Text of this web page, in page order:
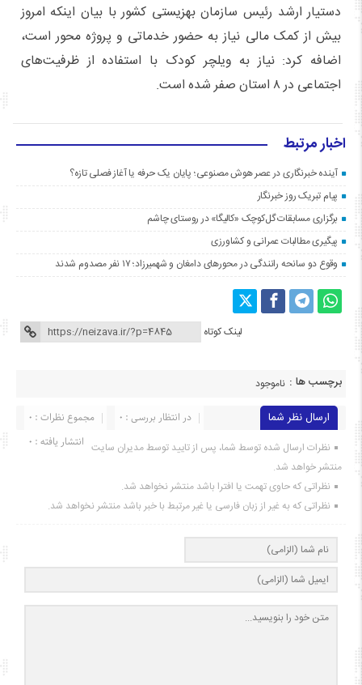
دستیار ارشد رئیس سازمان بهزیستی کشور با بیان اینکه امروز
بیش از کمک مالی نیاز به حضور خدماتی و پروژه محور است،
اضافه کرد: نیاز به ویلچر کودک با استفاده از ظرفیت‌های
اجتماعی در ۸ استان صفر شده است.
اخبار مرتبط
آینده خبرنگاری در عصر هوش مصنوعی؛ پایان یک حرفه یا آغاز فصلی تازه؟
پیام تبریک روز خبرنگار
برگزاری مسابقات گل‌کوچک «کالیگا» در روستای چاشم
پیگیری مطالبات عمرانی و کشاورزی
وقوع دو سانحه رانندگی در محورهای دامغان و شهمیرزاد؛ ۱۷ نفر مصدوم شدند
لینک کوتاه
برچسب ها : ناموجود
ارسال نظر شما مجموع نظرات : 0
در انتظار بررسی : 0
انتشار یافته : ۰ نظرات ارسال شده توسط شما، پس از تایید توسط مدیران سایت
منتشر خواهد شد.
نظراتی که حاوی تهمت یا افترا باشد منتشر نخواهد شد.
نظراتی که به غیر از زبان فارسی یا غیر مرتبط با خبر باشد منتشر نخواهد شد.